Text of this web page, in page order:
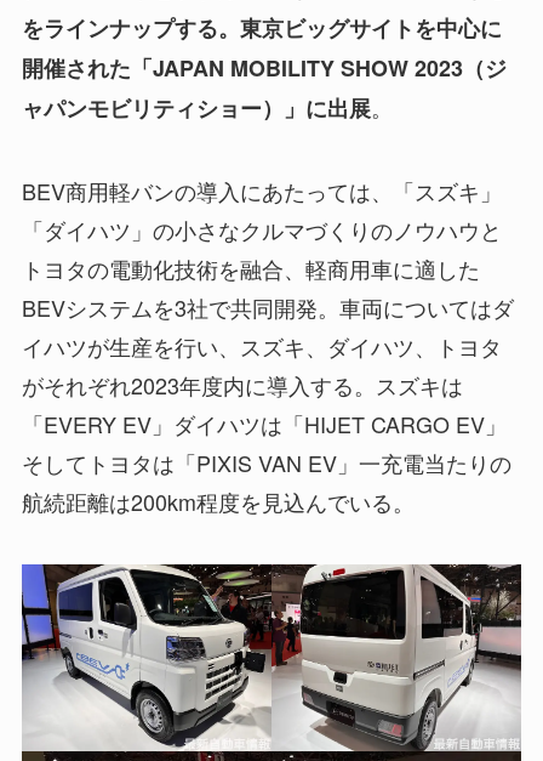
をラインナップする。東京ビッグサイトを中心に
開催された「JAPAN MOBILITY SHOW 2023（ジ
ャパンモビリティショー）」に出展。
BEV商用軽バンの導入にあたっては、「スズキ」
「ダイハツ」の小さなクルマづくりのノウハウと
トヨタの電動化技術を融合、軽商用車に適した
BEVシステムを3社で共同開発。車両についてはダ
イハツが生産を行い、スズキ、ダイハツ、トヨタ
がそれぞれ2023年度内に導入する。スズキは
「EVERY EV」ダイハツは「HIJET CARGO EV」
そしてトヨタは「PIXIS VAN EV」一充電当たりの
航続距離は200km程度を見込んでいる。